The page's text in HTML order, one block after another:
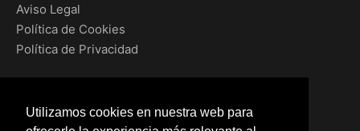
Utilizamos cookies en nuestra web para
Aviso Legal
Política de Cookies
Política de Privacidad
Inicio